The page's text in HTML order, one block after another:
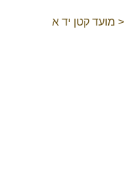
< מועד קטן יד א